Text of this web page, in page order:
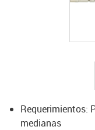
Requerimientos:
medianas